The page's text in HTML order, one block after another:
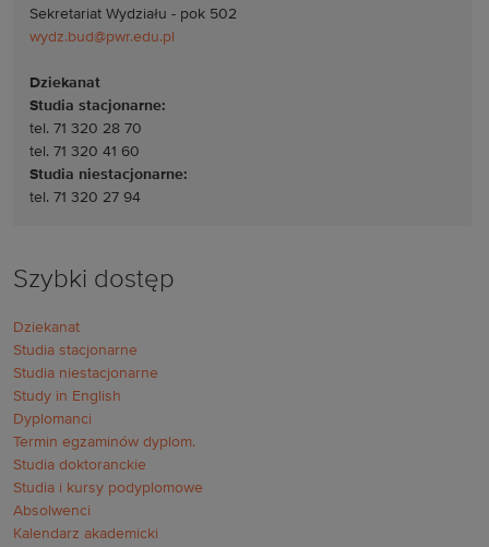
Sekretariat Wydziału - pok 502
wydz.bud@pwr.edu.pl
Dziekanat
Studia stacjonarne:
tel. 71 320 28 70
tel. 71 320 41 60
Studia niestacjonarne:
tel. 71 320 27 94
Szybki dostęp
Dziekanat
Studia stacjonarne
Studia niestacjonarne
Study in English
Dyplomanci
Termin egzaminów dyplom.
Studia doktoranckie
Studia i kursy podyplomowe
Absolwenci
Kalendarz akademicki